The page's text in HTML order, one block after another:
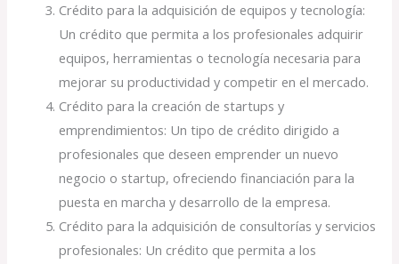
Crédito para la adquisición de equipos y tecnología:
Un crédito que permita a los profesionales adquirir
equipos, herramientas o tecnología necesaria para
mejorar su productividad y competir en el mercado.
Crédito para la creación de startups y
emprendimientos: Un tipo de crédito dirigido a
profesionales que deseen emprender un nuevo
negocio o startup, ofreciendo financiación para la
puesta en marcha y desarrollo de la empresa.
Crédito para la adquisición de consultorías y servicios
profesionales: Un crédito que permita a los